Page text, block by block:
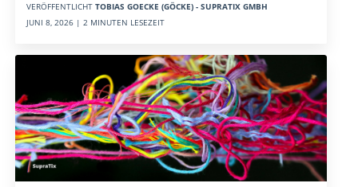
VERÖFFENTLICHT TOBIAS GOECKE (GÖCKE) - SUPRATIX GMBH
JUNI 8, 2026 | 2 MINUTEN LESEZEIT